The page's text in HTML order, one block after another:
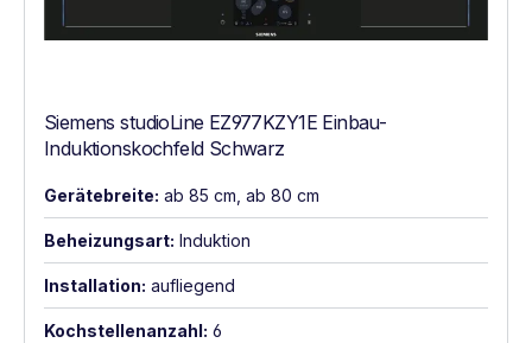
Siemens studioLine EZ977KZY1E Einbau-
Induktionskochfeld Schwarz
Gerätebreite: ab 85 cm, ab 80 cm
Beheizungsart: Induktion
Installation: aufliegend
Kochstellenanzahl: 6